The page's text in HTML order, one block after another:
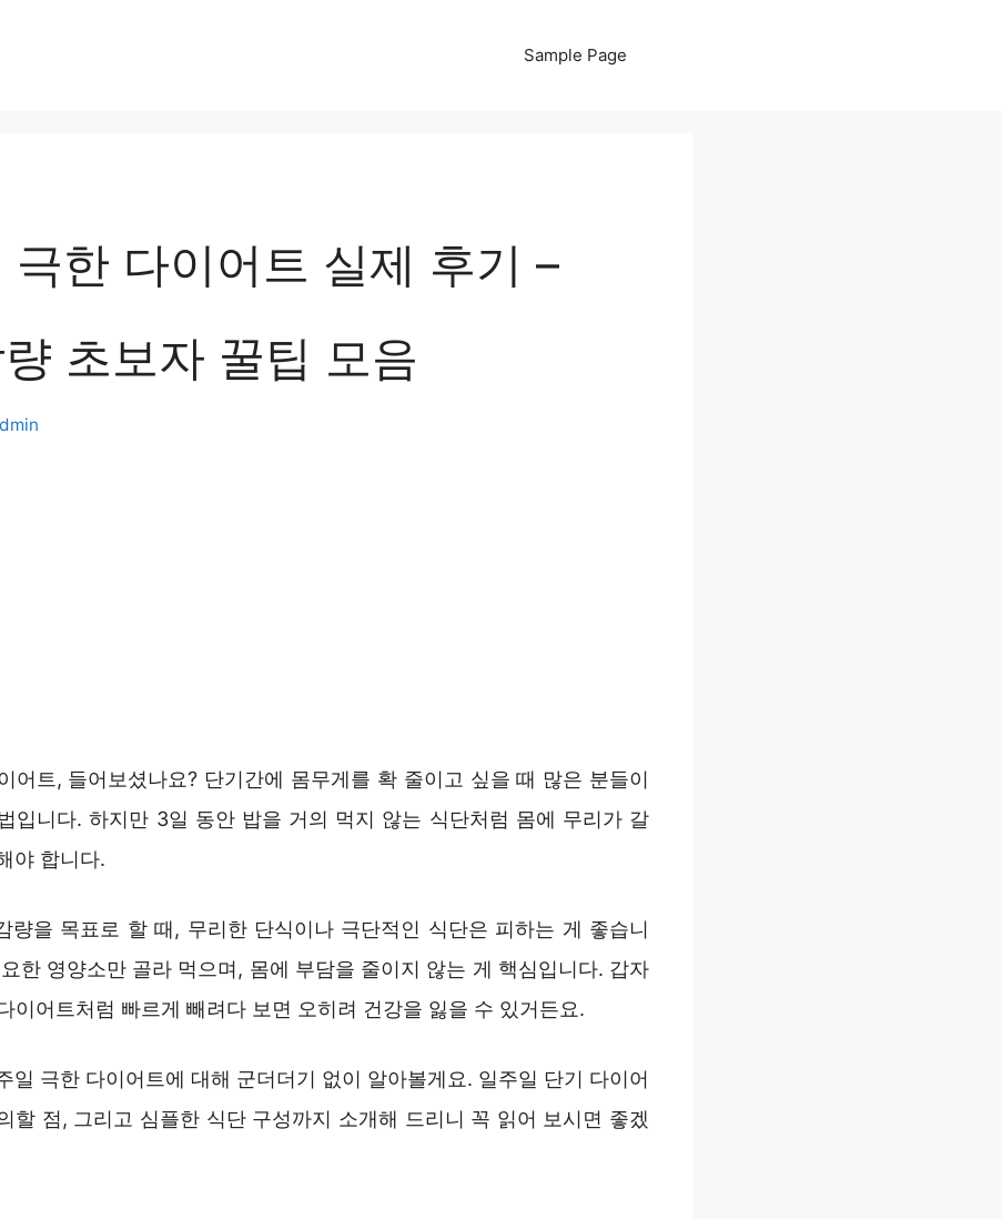
Sample Page
극한 다이어트 실제 후기 –
초보자 꿀팁 모음
어트, 들어보셨나요? 단기간에 몸무게를 확 줄이고 싶을 때 많은 분들이
입니다. 하지만 3일 동안 밥을 거의 먹지 않는 식단처럼 몸에 무리가 갈
야 합니다.
량을 목표로 할 때, 무리한 단식이나 극단적인 식단은 피하는 게 좋습니
한 영양소만 골라 먹으며, 몸에 부담을 줄이지 않는 게 핵심입니다. 갑자
이어트처럼 빠르게 빼려다 보면 오히려 건강을 잃을 수 있거든요.
일 극한 다이어트에 대해 군더더기 없이 알아볼게요. 일주일 단기 다이어
할 점, 그리고 심플한 식단 구성까지 소개해 드리니 꼭 읽어 보시면 좋겠